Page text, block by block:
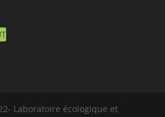
Laboratoire écologique et